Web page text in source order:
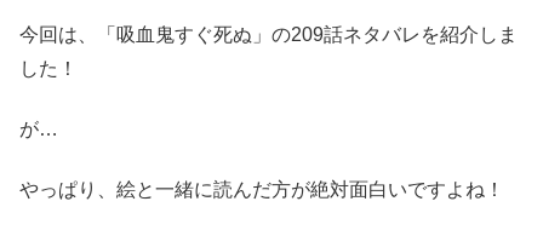
今回は、「吸血鬼すぐ死ぬ」の209話ネタバレを紹介しま
した！
が…
やっぱり、絵と一緒に読んだ方が絶対面白いですよね！